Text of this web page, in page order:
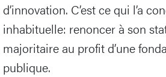
d’innovation. C’est ce qui l’a
inhabituelle: renoncer à son
majoritaire au profit d’une
publique.